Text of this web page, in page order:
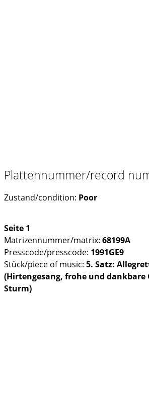
Plattennummer/record
Zustand/condition: Poor
Seite 1
Matrizennummer/matrix: 68199A
Presscode/presscode: 1991GE9
Stück/piece of music: 5. Satz:
(Hirtengesang, frohe und dankbare
Sturm)